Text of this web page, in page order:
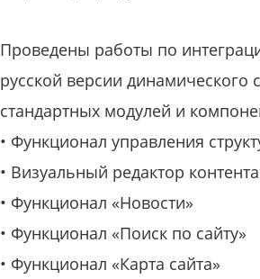
Проведены работы по
русской версии динамического
стандартных модулей и
• Функционал управления
• Визуальный редактор контента
• Функционал «Новости»
• Функционал «Поиск по сайту»
• Функционал «Карта сайта»